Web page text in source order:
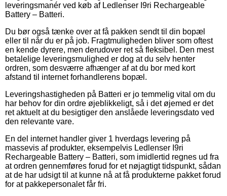
leveringsmanér ved køb af Ledlenser I9ri Rechargeable
Battery – Batteri.
Du bør også tænke over at få pakken sendt til din bopæl
eller til når du er på job. Fragtmuligheden bliver som oftest
en kende dyrere, men derudover ret så fleksibel. Den mest
betalelige leveringsmulighed er dog at du selv henter
ordren, som desværre afhænger af at du bor med kort
afstand til internet forhandlerens bopæl.
Leveringshastigheden på Batteri er jo temmelig vital om du
har behov for din ordre øjeblikkeligt, så i det øjemed er det
ret aktuelt at du besigtiger den anslåede leveringsdato ved
den relevante vare.
En del internet handler giver 1 hverdags levering på
massevis af produkter, eksempelvis Ledlenser I9ri
Rechargeable Battery – Batteri, som imidlertid regnes ud fra
at ordren gennemføres forud for et nøjagtigt tidspunkt, sådan
at de har udsigt til at kunne nå at få produkterne pakket forud
for at pakkepersonalet får fri.